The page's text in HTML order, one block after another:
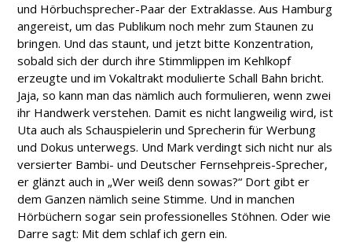
und Hörbuchsprecher-Paar der Extraklasse. Aus Hamburg
angereist, um das Publikum noch mehr zum Staunen zu
bringen. Und das staunt, und jetzt bitte Konzentration,
sobald sich der durch ihre Stimmlippen im Kehlkopf
erzeugte und im Vokaltrakt modulierte Schall Bahn bricht.
Jaja, so kann man das nämlich auch formulieren, wenn zwei
ihr Handwerk verstehen. Damit es nicht langweilig wird, ist
Uta auch als Schauspielerin und Sprecherin für Werbung
und Dokus unterwegs. Und Mark verdingt sich nicht nur als
versierter Bambi- und Deutscher Fernsehpreis-Sprecher,
er glänzt auch in „Wer weiß denn sowas?“ Dort gibt er
dem Ganzen nämlich seine Stimme. Und in manchen
Hörbüchern sogar sein professionelles Stöhnen. Oder wie
Darre sagt: Mit dem schlaf ich gern ein.